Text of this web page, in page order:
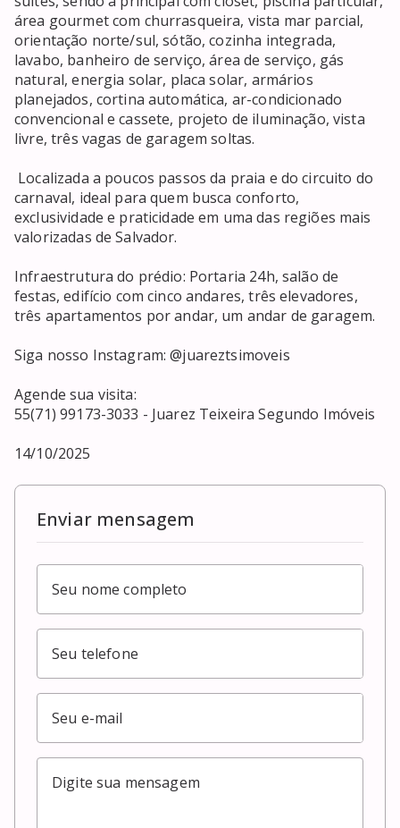
área gourmet com churrasqueira, vista mar parcial,
orientação norte/sul, sótão, cozinha integrada,
lavabo, banheiro de serviço, área de serviço, gás
natural, energia solar, placa solar, armários
planejados, cortina automática, ar-condicionado
convencional e cassete, projeto de iluminação, vista
livre, três vagas de garagem soltas.
carnaval, ideal para quem busca conforto,
exclusividade e praticidade em uma das regiões mais
valorizadas de Salvador.
Infraestrutura do prédio: Portaria 24h, salão de
festas, edifício com cinco andares, três elevadores,
três apartamentos por andar, um andar de garagem.
Siga nosso Instagram: @juareztsimoveis
Agende sua visita:
55(71) 99173-3033 - Juarez Teixeira Segundo Imóveis
14/10/2025
Enviar mensagem